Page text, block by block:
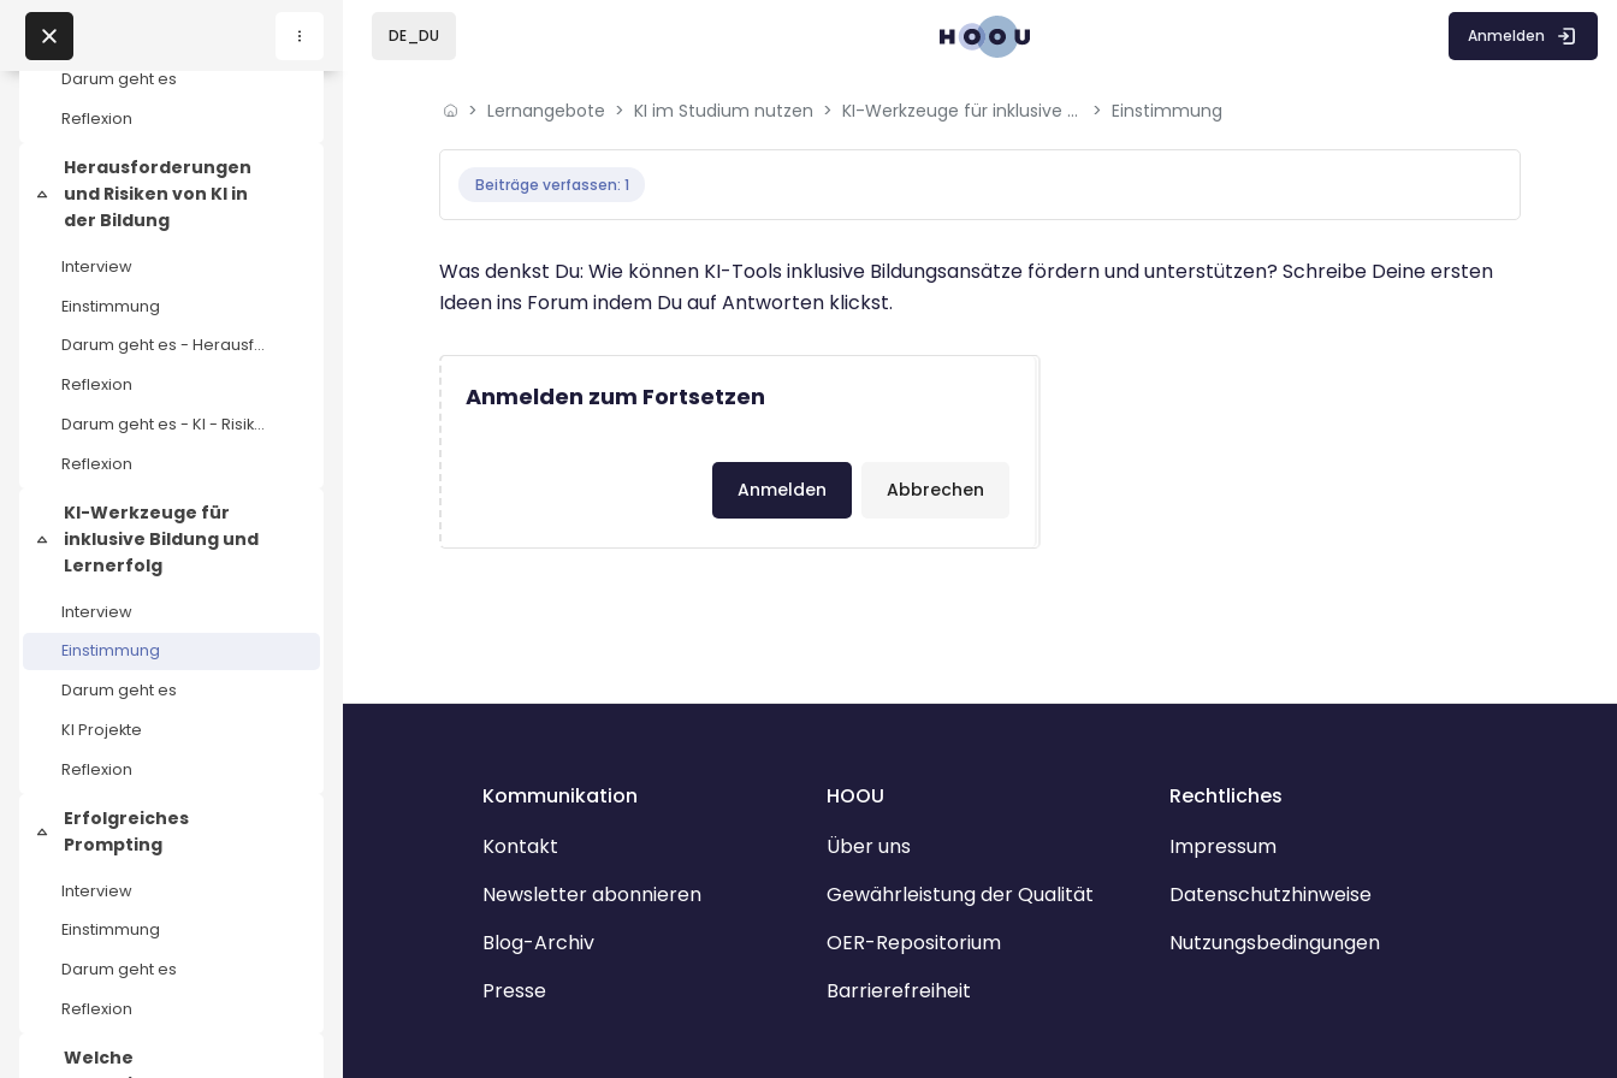
Home
Lernangebote
Podcasts
News
Über uns
Kontakt
Darum geht es
Reflexion
Einklappen
Herausforderungen
und Risiken von KI in
der Bildung
Interview
Einstimmung
Darum geht es - Herausforderungen und Risiken
Reflexion
Darum geht es - KI - Risiko für die Bildung
Reflexion
Einklappen
KI-Werkzeuge für
inklusive Bildung und
Lernerfolg
Interview
Einstimmung
Darum geht es
KI Projekte
Reflexion
Einklappen
Erfolgreiches
Prompting
Interview
Einstimmung
Darum geht es
Reflexion
Welche
DE_DU Anmelden
Lernangebote KI im Studium nutzen KI-Werkzeuge für inklusive Bildung und Lernerfolg Einstimmung
Beiträge verfassen: 1
Was denkst Du: Wie können KI-Tools inklusive Bildungsansätze fördern und unterstützen? Schreibe Deine ersten
Ideen ins Forum indem Du auf Antworten klickst.
Anmelden zum Fortsetzen
Abbrechen
Anmelden
Kommunikation
Kontakt
Newsletter abonnieren
Blog-Archiv
Presse
HOOU
Über uns
Gewährleistung der Qualität
OER-Repositorium
Barrierefreiheit
Rechtliches
Impressum
Datenschutzhinweise
Nutzungsbedingungen